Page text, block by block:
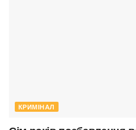
КРИМІНАЛ